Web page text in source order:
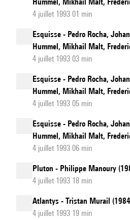
4 juillet 1993 01 min
Esquisse - Pedro Rocha,
Hummel, Mikhail Malt,
4 juillet 1993 03 min
Esquisse - Pedro Rocha,
Hummel, Mikhail Malt,
4 juillet 1993 05 min
Esquisse - Pedro Rocha,
Hummel, Mikhail Malt,
4 juillet 1993 06 min
Pluton - Philippe Manoury
4 juillet 1993 18 min
Atlantys - Tristan Murail
4 juillet 1993 19 min